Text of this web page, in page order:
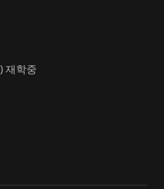
재학중